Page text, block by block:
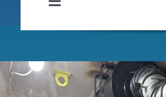
Toggle
Merken